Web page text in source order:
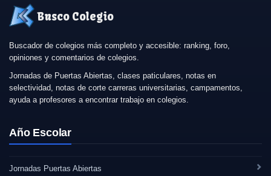
Busco Colegio
Buscador de colegios más completo y accesible: ranking, foro,
opiniones y comentarios de colegios.
Jornadas de Puertas Abiertas, clases paticulares, notas en
selectividad, notas de corte carreras universitarias, campamentos,
ayuda a profesores a encontrar trabajo en colegios.
Año Escolar
Jornadas Puertas Abiertas